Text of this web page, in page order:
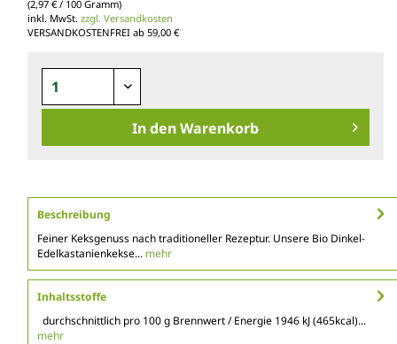
(2,97 € / 100 Gramm)
inkl. MwSt. zzgl. Versandkosten
VERSANDKOSTENFREI ab 59,00 €
In den Warenkorb
Beschreibung
Feiner Keksgenuss nach traditioneller Rezeptur. Unsere Bio Dinkel-
Edelkastanienkekse... mehr
Inhaltsstoffe
durchschnittlich pro 100 g Brennwert / Energie 1946 kJ (465kcal)...
mehr